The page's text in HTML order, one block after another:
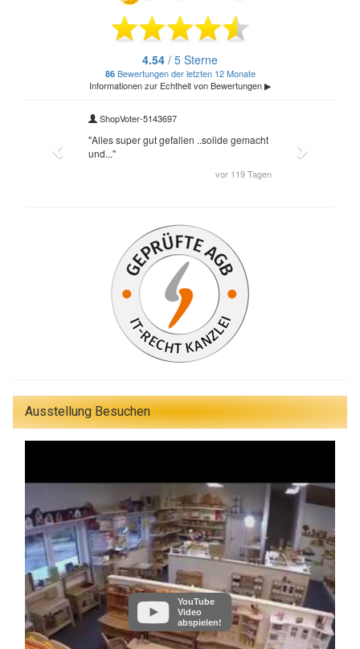
Ausstellung Besuchen
YouTube
Video
abspielen!